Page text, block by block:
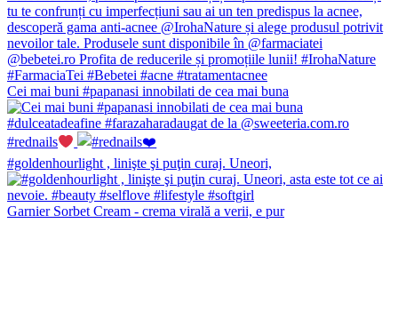
Cei mai buni #papanasi innobilati de cea mai buna
#rednails
#goldenhourlight , linişte şi puţin curaj. Uneori,
Garnier Sorbet Cream - crema virală a verii, e pur